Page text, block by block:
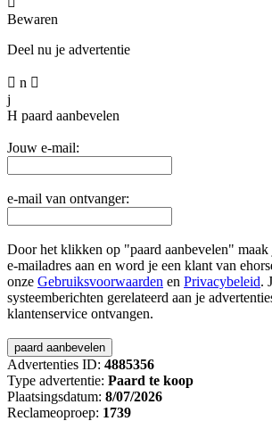
Bewaren
Deel nu je advertentie
 n 
j
H paard aanbevelen
Jouw e-mail:
e-mail van ontvanger:
Door het klikken op "paard aanbevelen" maak
e-mailadres aan en word je een klant van
onze Gebruiksvoorwaarden en Privacybeleid.
systeemberichten gerelateerd aan je
klantenservice ontvangen.
Advertenties ID: 4885356
Type advertentie: Paard te koop
Plaatsingsdatum: 8/07/2026
Reclameoproep: 1739